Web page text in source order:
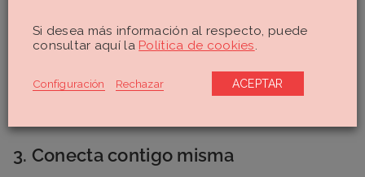
profundamente durante unos segundos y exhalar lentamente,
ayudan a enviar señales de calma al cuerpo.
Incorporar la respiración consciente a nuestra rutina diaria
(no solo en momentos de crisis, sino como hábito) puede
3. Conecta contigo misma
Si desea más información al respecto, puede
consultar aquí la Política de cookies
Configuración Rechazar ACEPTAR